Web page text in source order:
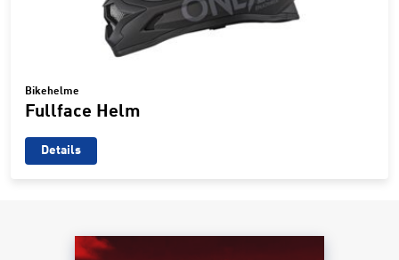
Bikehelme
Fullface Helm
Details